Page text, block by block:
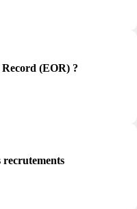
(EOR) ?
recrutements